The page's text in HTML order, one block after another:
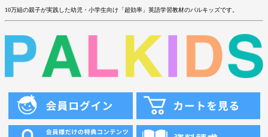
10万組の親子が実践した幼児・小学生向け「超効率」英語学習教材のパルキッズです。